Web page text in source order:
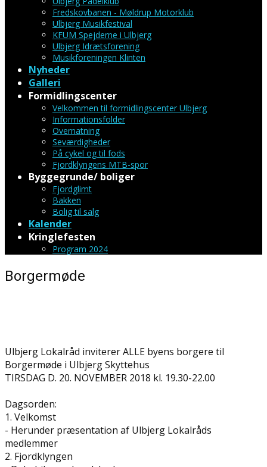
Fredskovbanen - Møldrup Motorklub
Ulbjerg Musikfestival
KFUM Spejderne i Ulbjerg
Ulbjerg Idrætsforening
Musikforeningen Klinten
Nyheder
Galleri
Formidlingscenter
Velkommen til formidlingscenter Ulbjerg
Informationsfolder
Overnatning
Seværdigheder
På cykel og til fods
Fjordklyngens MTB-spor
Byggegrunde/ boliger
Fjordglimt
Bakken
Bolig til salg
Kalender
Kringlefesten
Program 2024
Borgermøde
Ulbjerg Lokalråd inviterer ALLE byens borgere til
Borgermøde i Ulbjerg Skyttehus
TIRSDAG D. 20. NOVEMBER 2018 kl. 19.30-22.00
Dagsorden:
1. Velkomst
- Herunder præsentation af Ulbjerg Lokalråds
medlemmer
2. Fjordklyngen